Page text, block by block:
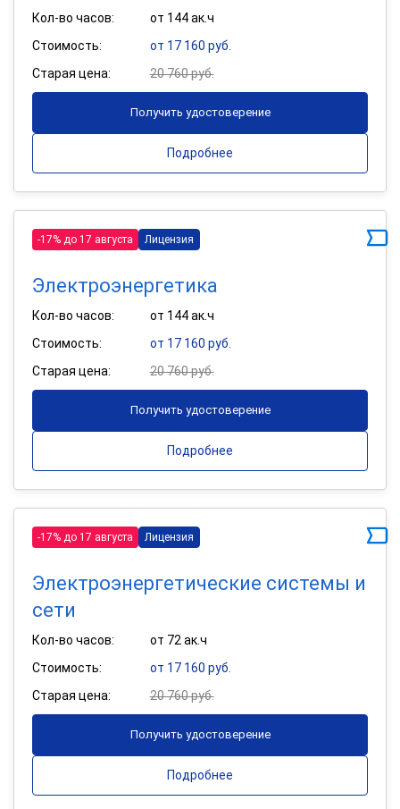
Кол-во часов:
от 144 ак.ч
Стоимость:
от 17 160 руб.
Старая цена:
20 760 руб.
Получить удостоверение
Подробнее
-17% до 17 августа Лицензия
Электроэнергетика
Кол-во часов:
от 144 ак.ч
Стоимость:
от 17 160 руб.
Старая цена:
20 760 руб.
Получить удостоверение
Подробнее
-17% до 17 августа Лицензия
Электроэнергетические системы и
сети
Кол-во часов:
от 72 ак.ч
Стоимость:
от 17 160 руб.
Старая цена:
20 760 руб.
Получить удостоверение
Подробнее